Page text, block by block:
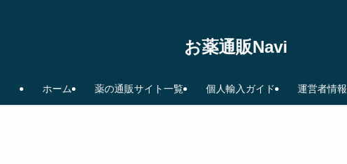
お薬通販Navi
ホーム 薬の通販サイト一覧 個人輸入ガイド 運営者情報